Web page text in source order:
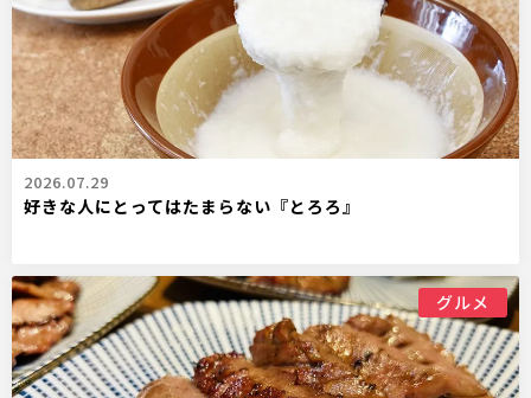
2026.07.29
好きな人にとってはたまらない『とろろ』
グルメ